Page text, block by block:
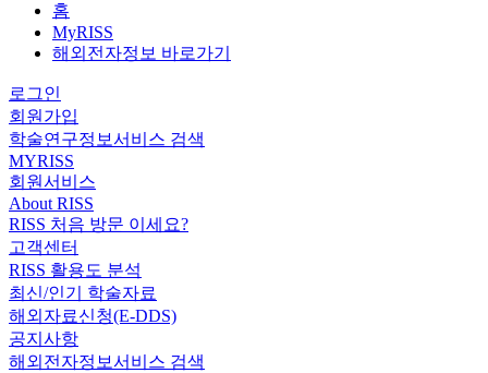
홈
MyRISS
해외전자정보 바로가기
로그인
회원가입
학술연구정보서비스 검색
MYRISS
회원서비스
About RISS
RISS 처음 방문 이세요?
고객센터
RISS 활용도 분석
최신/인기 학술자료
해외자료신청(E-DDS)
공지사항
해외전자정보서비스 검색